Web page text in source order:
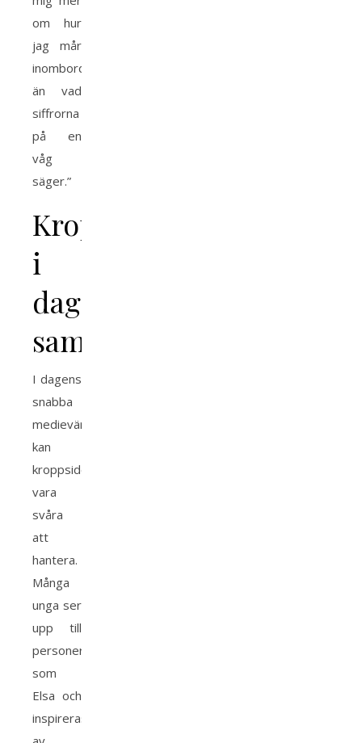
om hur
jag mår
inombords
än vad
siffrorna
på en
våg
säger.”
Kroppsideal
i
dagens
samhälle
I dagens
snabba
medievärld
kan
kroppsideal
vara
svåra
att
hantera.
Många
unga ser
upp till
personer
som
Elsa och
inspireras